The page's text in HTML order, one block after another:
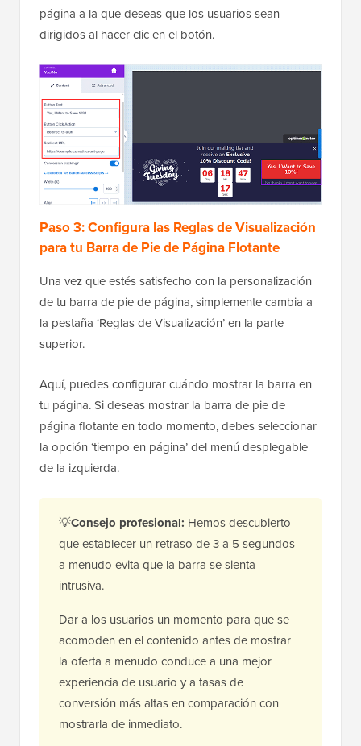
página a la que deseas que los usuarios sean
dirigidos al hacer clic en el botón.
Paso 3: Configura las Reglas de Visualización
para tu Barra de Pie de Página Flotante
Una vez que estés satisfecho con la personalización
de tu barra de pie de página, simplemente cambia a
la pestaña ‘Reglas de Visualización’ en la parte
superior.
Aquí, puedes configurar cuándo mostrar la barra en
tu página. Si deseas mostrar la barra de pie de
página flotante en todo momento, debes seleccionar
la opción ‘tiempo en página’ del menú desplegable
de la izquierda.
💡Consejo profesional: Hemos descubierto
que establecer un retraso de 3 a 5 segundos
a menudo evita que la barra se sienta
intrusiva.
Dar a los usuarios un momento para que se
acomoden en el contenido antes de mostrar
la oferta a menudo conduce a una mejor
experiencia de usuario y a tasas de
conversión más altas en comparación con
mostrarla de inmediato.